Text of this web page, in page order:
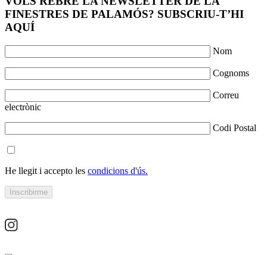
FINESTRES DE PALAMÓS? SUBSCRIU-T’HI
AQUÍ
Nom
Cognoms
Correu
electrònic
Codi Postal
He llegit i accepto les condicions d'ús.